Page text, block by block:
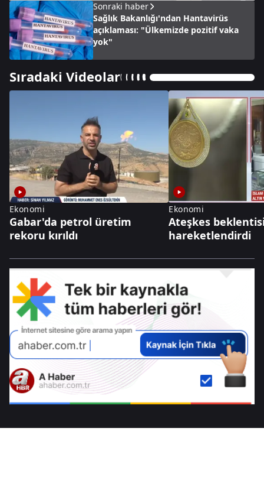
Sonraki haber
Sağlık Bakanlığı'ndan Hantavirüs
açıklaması: "Ülkemizde pozitif vaka
yok"
Sıradaki Videolar
Ekonomi
Gabar'da petrol üretim
rekoru kırıldı
Ekonomi
Ateşkes
hareketlendirdi